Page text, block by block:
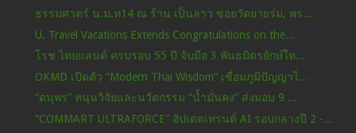
ธรรมศาตร์ น.ม.ท14 ณ ร้าน เป็นลาว ซอยวัดยายร่ม, พร...
U. Travel Vacations Extends Congratulations on the...
โรช ไทยแลนด์ ครบรอบ 55 ปี จับมือ 3 พันธมิตรยักษ์ให...
OKMD เปิดตัว “Modern Thai Wisdom” เชื่อมภูมิปัญญาไ...
“ดนุพร” หนุนวิจัยและนวัตกรรม “น้ำมั่นคง” ส่งมอบ 9 ...
“COMMART ULTRAFORCE” อัปเดตเทรนด์ AI รอบกลางปี 2 -...